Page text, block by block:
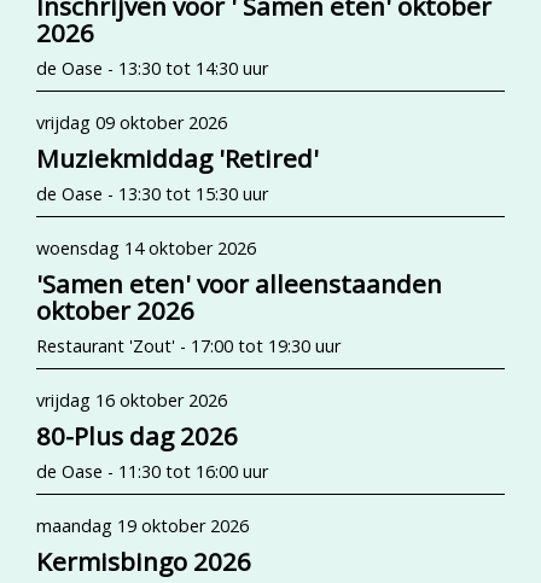
2026
de Oase - 13:30 tot 14:30 uur
vrijdag 09 oktober 2026
Muziekmiddag 'Retired'
de Oase - 13:30 tot 15:30 uur
woensdag 14 oktober 2026
'Samen eten' voor alleenstaanden
oktober 2026
Restaurant 'Zout' - 17:00 tot 19:30 uur
vrijdag 16 oktober 2026
80-Plus dag 2026
de Oase - 11:30 tot 16:00 uur
maandag 19 oktober 2026
Kermisbingo 2026